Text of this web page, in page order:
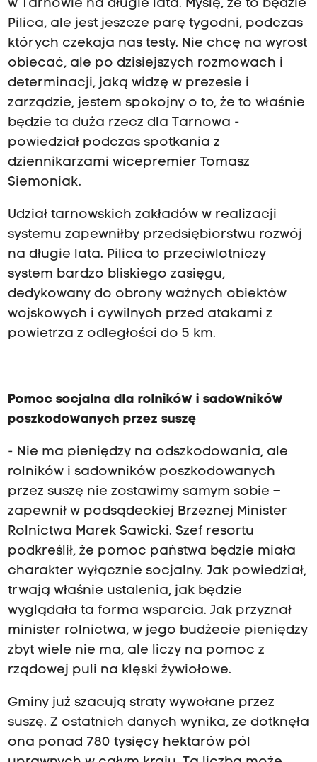
w Tarnowie na długie lata. Myślę, że to będzie
Pilica, ale jest jeszcze parę tygodni, podczas
których czekaja nas testy. Nie chcę na wyrost
obiecać, ale po dzisiejszych rozmowach i
determinacji, jaką widzę w prezesie i
zarządzie, jestem spokojny o to, że to właśnie
będzie ta duża rzecz dla Tarnowa -
powiedział podczas spotkania z
dziennikarzami wicepremier Tomasz
Siemoniak.
Udział tarnowskich zakładów w realizacji
systemu zapewniłby przedsiębiorstwu rozwój
na długie lata. Pilica to przeciwlotniczy
system bardzo bliskiego zasięgu,
dedykowany do obrony ważnych obiektów
wojskowych i cywilnych przed atakami z
powietrza z odległości do 5 km.
Pomoc socjalna dla rolników i sadowników
poszkodowanych przez suszę
- Nie ma pieniędzy na odszkodowania, ale
rolników i sadowników poszkodowanych
przez suszę nie zostawimy samym sobie –
zapewnił w podsądeckiej Brzeznej Minister
Rolnictwa Marek Sawicki. Szef resortu
podkreślił, że pomoc państwa będzie miała
charakter wyłącznie socjalny. Jak powiedział,
trwają właśnie ustalenia, jak będzie
wyglądała ta forma wsparcia. Jak przyznał
minister rolnictwa, w jego budżecie pieniędzy
zbyt wiele nie ma, ale liczy na pomoc z
rządowej puli na klęski żywiołowe.
Gminy już szacują straty wywołane przez
suszę. Z ostatnich danych wynika, ze dotknęła
ona ponad 780 tysięcy hektarów pól